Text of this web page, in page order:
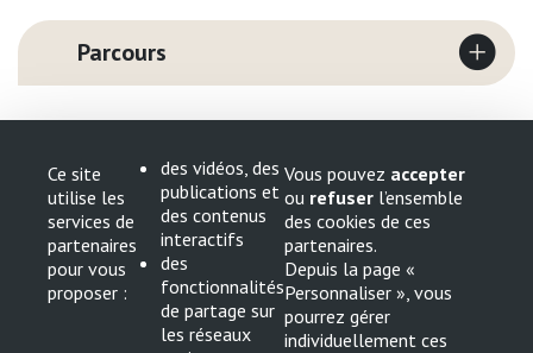
Parcours
MND Occitanie
10 chemin du raisin
Ce site
utilise les
services de
partenaires
pour vous
proposer :
des vidéos, des
publications et
des contenus
interactifs
des
fonctionnalités
de partage sur
les réseaux
Vous pouvez accepter
ou refuser l’ensemble
des cookies de ces
partenaires.
Depuis la page «
Personnaliser », vous
pourrez gérer
individuellement ces